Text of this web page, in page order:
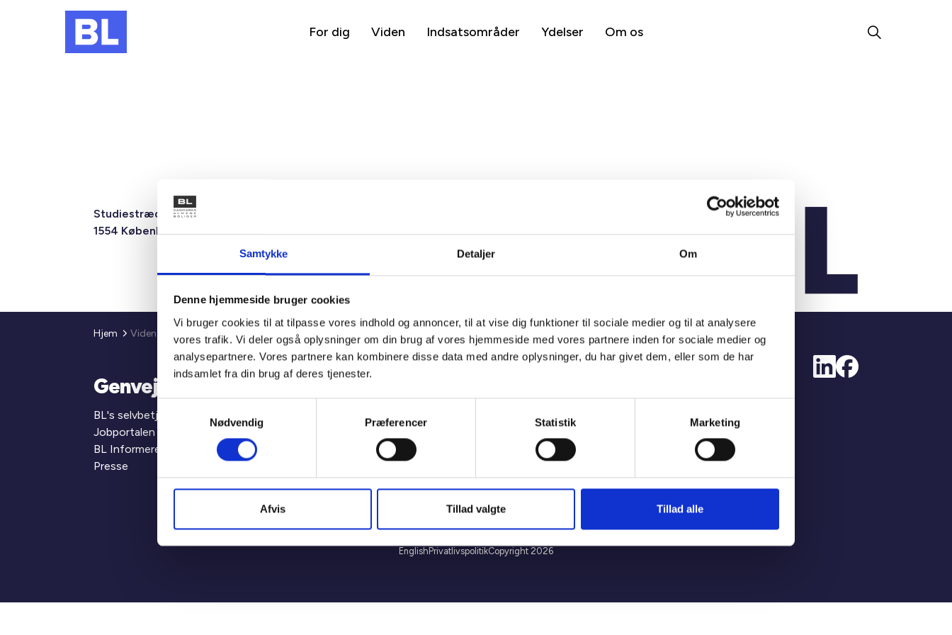
Samtykke Detaljer Om
Denne hjemmeside bruger cookies
Vi bruger cookies til at tilpasse vores indhold og annoncer, til at vise dig funktioner til sociale medier og til at analysere
vores trafik. Vi deler også oplysninger om din brug af vores hjemmeside med vores partnere inden for sociale medier og
analysepartnere. Vores partnere kan kombinere disse data med andre oplysninger, du har givet dem, eller som de har
indsamlet fra din brug af deres tjenester.
Nødvendig
Præferencer Statistik Marketing
Afvis Tillad valgte Tillad alle
For dig Viden Indsatsområder Ydelser Om os
Studiestræde 50,
1554 København V
2F, 6.1, 8000 Aarhus C
Ebl@bl.dk
CVR 31447410
Hjem Viden
Genveje
BL's selvbetjening
Jobportalen
BL Informerer
Presse
Om BL
Medarbejdere
Karriere i BL
Tilmeld dig nyhedsbreve
BL's whistleblowerordning
EnglishPrivatlivspolitikCopyright 2026